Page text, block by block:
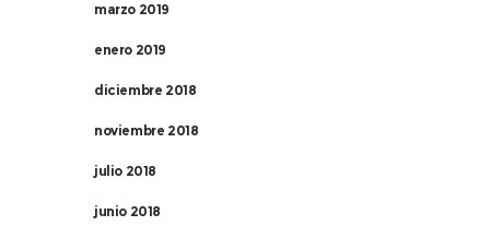
marzo 2019
enero 2019
diciembre 2018
noviembre 2018
julio 2018
junio 2018